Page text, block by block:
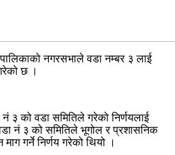
नगरसभाले वडा नम्बर ३ लाई
छ ।
३ को वडा समितिले गरेको निर्णयलाई
नं ३ को समितिले भूगोल र प्रशासनिक
गर्ने निर्णय गरेको थियो ।